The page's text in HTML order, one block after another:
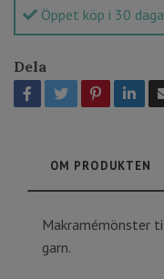
Öppet köp i 30
Dela
OM PRODUKTEN
Makramémönster
garn.